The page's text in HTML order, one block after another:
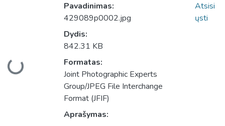
Įkeliama...
Pavadinimas:
429089p0002.jpg
Dydis:
842.31 KB
Formatas:
Joint Photographic Experts
Group/JPEG File Interchange
Format (JFIF)
Aprašymas:
Atsisi
ųsti